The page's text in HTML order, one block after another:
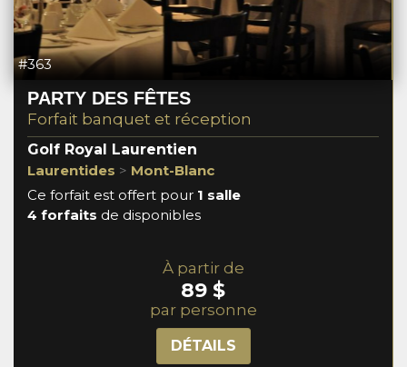
#363
PARTY DES FÊTES
Forfait banquet et réception
Golf Royal Laurentien
Laurentides > Mont-Blanc
Ce forfait est offert pour 1 salle
4 forfaits de disponibles
À partir de
89 $
par personne
DÉTAILS